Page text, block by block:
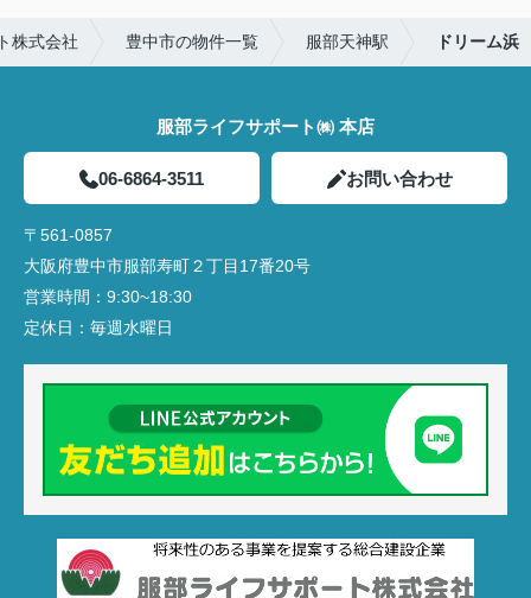
株式会社 豊中市の物件一覧 服部天神駅 ドリーム浜
服部ライフサポート㈱ 本店
06-6864-3511 お問い合わせ
〒561-0857
大阪府豊中市服部寿町２丁目17番20号
営業時間： 9:30~18:30
定休日： 毎週水曜日